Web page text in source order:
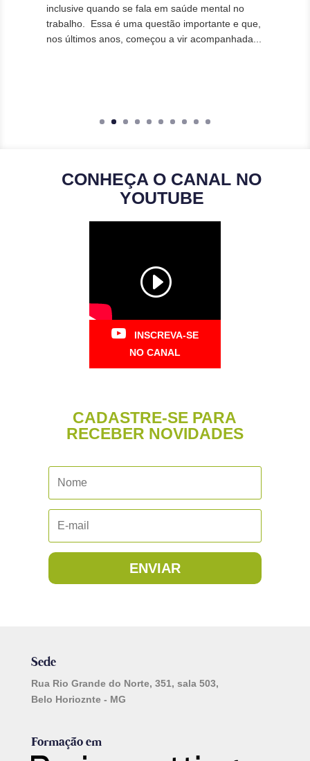
inclusive quando se fala em saúde mental no
trabalho. Essa é uma questão importante e que,
nos últimos anos, começou a vir acompanhada...
CONHEÇA O CANAL NO
YOUTUBE
INSCREVA-SE
NO CANAL
CADASTRE-SE PARA
RECEBER NOVIDADES
ENVIAR
Sede
Rua Rio Grande do Norte, 351, sala 503,
Belo Horioznte - MG
Formação em